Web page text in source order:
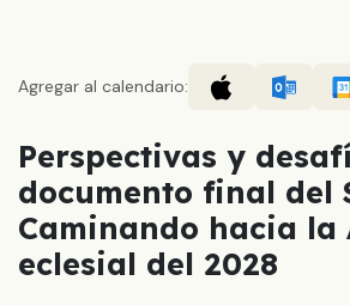
Agregar al calendario:
Perspectivas y
documento final del
Caminando hacia la
eclesial del 2028